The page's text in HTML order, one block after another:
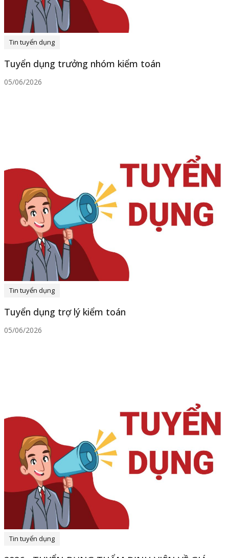
Tin tuyển dụng
Tuyển dụng trưởng nhóm kiểm toán
05/06/2026
Tin tuyển dụng
Tuyển dụng trợ lý kiểm toán
05/06/2026
Tin tuyển dụng